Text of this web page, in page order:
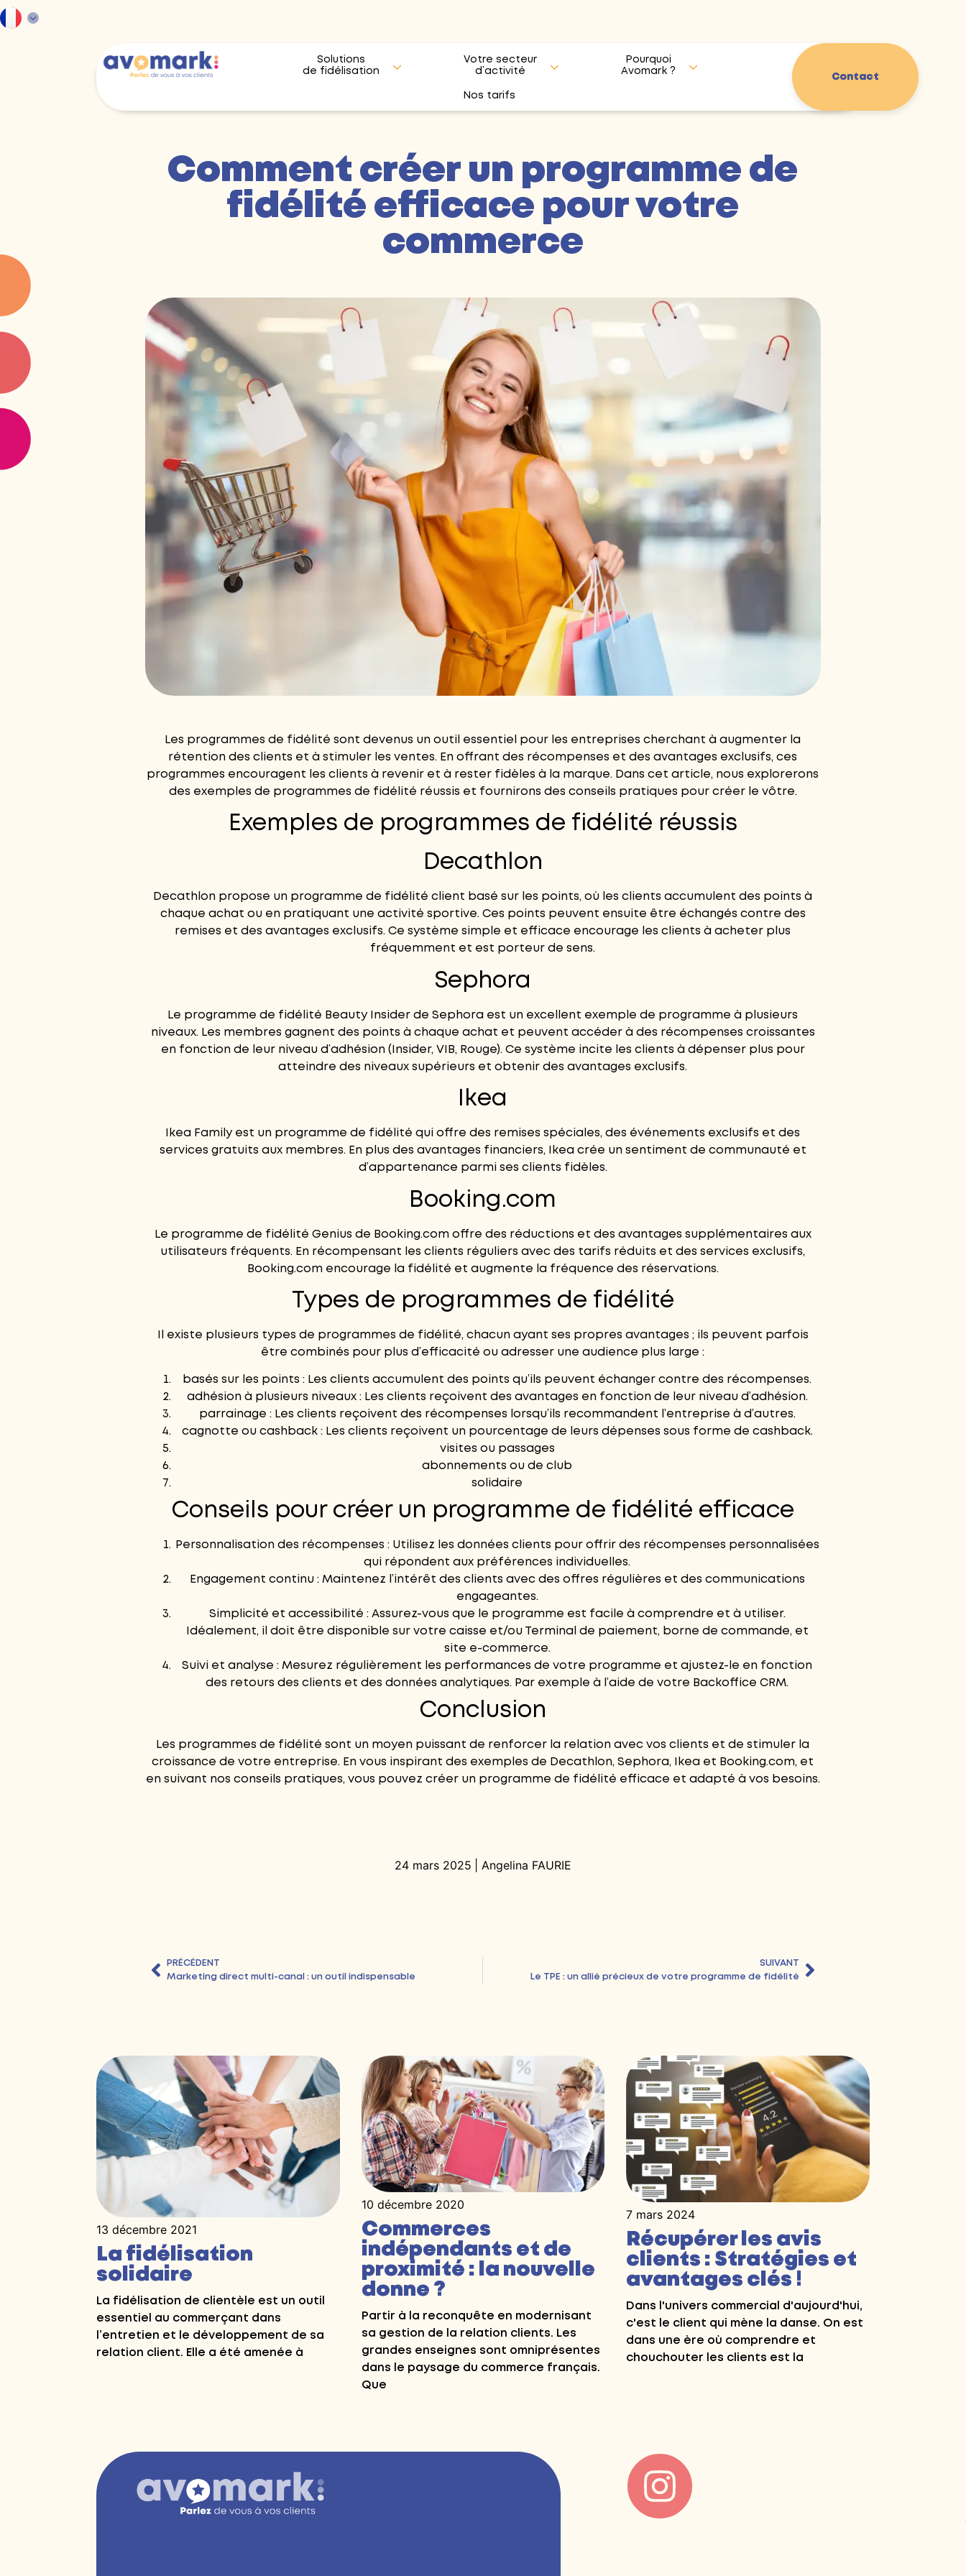
Solutions
de fidélisation
Votre secteur
d’activité
Pourquoi
Avomark ?
Nos tarifs
Contact
Comment créer un programme de
fidélité efficace pour votre
commerce
Les programmes de fidélité sont devenus un outil essentiel pour les entreprises cherchant à augmenter la
rétention des clients et à stimuler les ventes. En offrant des récompenses et des avantages exclusifs, ces
programmes encouragent les clients à revenir et à rester fidèles à la marque. Dans cet article, nous explorerons
des exemples de programmes de fidélité réussis et fournirons des conseils pratiques pour créer le vôtre.
Exemples de programmes de fidélité réussis
Decathlon
Decathlon propose un programme de fidélité client basé sur les points, où les clients accumulent des points à
chaque achat ou en pratiquant une activité sportive. Ces points peuvent ensuite être échangés contre des
remises et des avantages exclusifs. Ce système simple et efficace encourage les clients à acheter plus
fréquemment et est porteur de sens.
Sephora
Le programme de fidélité Beauty Insider de Sephora est un excellent exemple de programme à plusieurs
niveaux. Les membres gagnent des points à chaque achat et peuvent accéder à des récompenses croissantes
en fonction de leur niveau d’adhésion (Insider, VIB, Rouge). Ce système incite les clients à dépenser plus pour
atteindre des niveaux supérieurs et obtenir des avantages exclusifs.
Ikea
Ikea Family est un programme de fidélité qui offre des remises spéciales, des événements exclusifs et des
services gratuits aux membres. En plus des avantages financiers, Ikea crée un sentiment de communauté et
d’appartenance parmi ses clients fidèles.
Booking.com
Le programme de fidélité Genius de Booking.com offre des réductions et des avantages supplémentaires aux
utilisateurs fréquents. En récompensant les clients réguliers avec des tarifs réduits et des services exclusifs,
Booking.com encourage la fidélité et augmente la fréquence des réservations.
Types de programmes de fidélité
Il existe plusieurs types de programmes de fidélité, chacun ayant ses propres avantages ; ils peuvent parfois
être combinés pour plus d’efficacité ou adresser une audience plus large :
basés sur les points : Les clients accumulent des points qu’ils peuvent échanger contre des récompenses.
adhésion à plusieurs niveaux : Les clients reçoivent des avantages en fonction de leur niveau d’adhésion.
parrainage : Les clients reçoivent des récompenses lorsqu’ils recommandent l’entreprise à d’autres.
cagnotte ou cashback : Les clients reçoivent un pourcentage de leurs dépenses sous forme de cashback.
visites ou passages
abonnements ou de club
solidaire
Conseils pour créer un programme de fidélité efficace
Personnalisation des récompenses : Utilisez les données clients pour offrir des récompenses personnalisées
qui répondent aux préférences individuelles.
Engagement continu : Maintenez l’intérêt des clients avec des offres régulières et des communications
engageantes.
Simplicité et accessibilité : Assurez-vous que le programme est facile à comprendre et à utiliser.
Idéalement, il doit être disponible sur votre caisse et/ou Terminal de paiement, borne de commande, et
site e-commerce.
Suivi et analyse : Mesurez régulièrement les performances de votre programme et ajustez-le en fonction
des retours des clients et des données analytiques. Par exemple à l’aide de votre Backoffice CRM.
Conclusion
Les programmes de fidélité sont un moyen puissant de renforcer la relation avec vos clients et de stimuler la
croissance de votre entreprise. En vous inspirant des exemples de Decathlon, Sephora, Ikea et Booking.com, et
en suivant nos conseils pratiques, vous pouvez créer un programme de fidélité efficace et adapté à vos besoins.
24 mars 2025 Angelina FAURIE
PRÉCÉDENT
Marketing direct multi-canal : un outil indispensable
SUIVANT
Le TPE : un allié précieux de votre programme de fidélité
13 décembre 2021
La fidélisation
solidaire
La fidélisation de clientèle est un outil
essentiel au commerçant dans
l’entretien et le développement de sa
relation client. Elle a été amenée à
10 décembre 2020
Commerces
indépendants et de
proximité : la nouvelle
donne ?
Partir à la reconquête en modernisant
sa gestion de la relation clients. Les
grandes enseignes sont omniprésentes
dans le paysage du commerce français.
Que
7 mars 2024
Récupérer les avis
clients : Stratégies et
avantages clés !
Dans l'univers commercial d'aujourd'hui,
c'est le client qui mène la danse. On est
dans une ère où comprendre et
chouchouter les clients est la